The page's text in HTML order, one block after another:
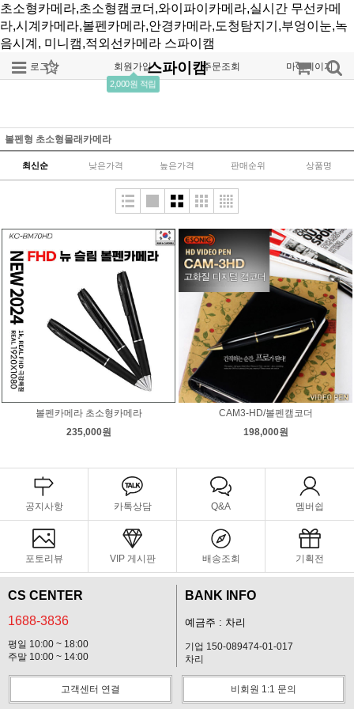
초소형카메라,초소형캠코더,와이파이카메라,실시간 무선카메
라,시계카메라,볼펜카메라,안경카메라,도청탐지기,부엉이눈,녹
음시계, 미니캠,적외선카메라 스파이캠
로그인 회원가입
2,000원 적립
주문조회 마이페이지
스파이캠
볼펜형 초소형몰래카메라
최신순 낮은가격 높은가격 판매순위 상품명
볼펜카메라 초소형카메라
235,000원
CAM3-HD/볼펜캠코더
198,000원
공지사항 카톡상담 Q&A 멤버쉽
포토리뷰 VIP 게시판 배송조회 기획전
CS CENTER
1688-3836
평일 10:00 ~ 18:00
주말 10:00 ~ 14:00
BANK INFO
예금주 : 차리
기업 150-089474-01-017
차리
고객센터 연결 비회원 1:1 문의